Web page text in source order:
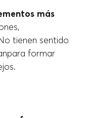
más
tienen sentido
formar